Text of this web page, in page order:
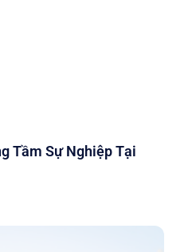
Tầm Sự Nghiệp Tại